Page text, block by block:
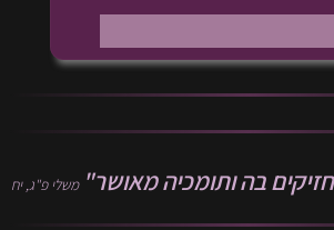
בה ותומכיה מאושר" משלי פ"ג, יח